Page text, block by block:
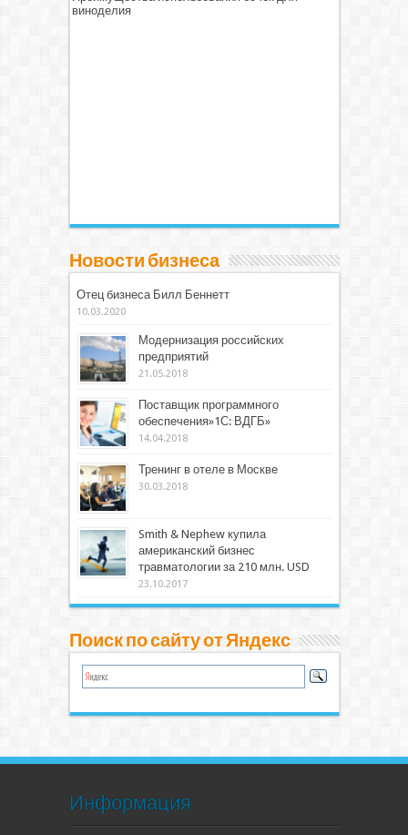
виноделия
Новости бизнеса
Отец бизнеса Билл Беннетт
10.03.2020
Модернизация российских
предприятий
21.05.2018
Поставщик программного
обеспечения»1С: ВДГБ»
14.04.2018
Тренинг в отеле в Москве
30.03.2018
Smith & Nephew купила
американский бизнес
травматологии за 210 млн. USD
23.10.2017
Поиск по сайту от Яндекс
Информация